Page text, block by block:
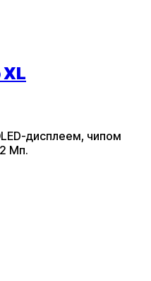
дисплеем, чипом
Мп.